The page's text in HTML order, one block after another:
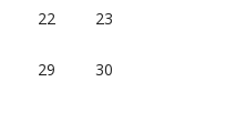
22 23
29 30